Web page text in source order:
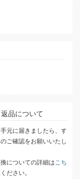
返品について
元に届きましたら、す
ご確認をお願いいたし
についての詳細はこち
ださい。